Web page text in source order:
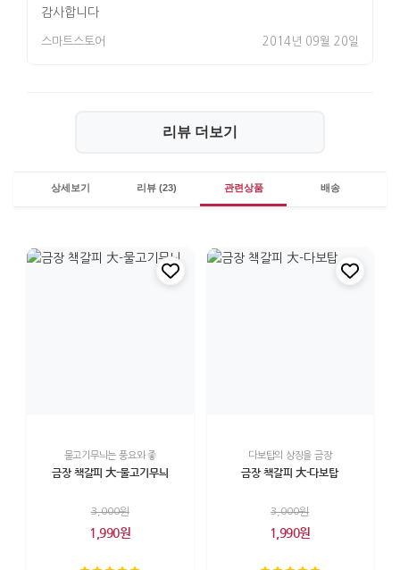
감사합니다
스마트스토어 2014년 09월 20일
리뷰 더보기
상세보기 리뷰 (23) 관련상품 배송
물고기무늬는 풍요와 좋
금장 책갈피 大-물고기무늬
3,000원
1,990원
다보탑의 상징을 금장
금장 책갈피 大-다보탑
3,000원
1,990원